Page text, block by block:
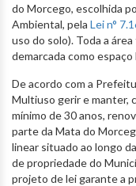
do Morcego, escolhida
Ambiental, pela Lei n°
uso do solo). Toda a
demarcada como
De acordo com a
Multiuso gerir e manter,
mínimo de 30 anos,
parte da Mata do
linear situado ao longo
de propriedade do
projeto de lei garante a